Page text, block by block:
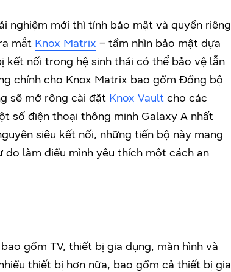
nghiệm mới thì tính bảo mật và quyền riêng
mắt Knox Matrix – tầm nhìn bảo mật dựa
nối trong hệ sinh thái có thể bảo vệ lẫn
chính cho Knox Matrix bao gồm Đồng bộ
sẽ mở rộng cài đặt Knox Vault cho các
số điện thoại thông minh Galaxy A nhất
siêu kết nối, những tiến bộ này mang
làm điều mình yêu thích một cách an
gồm TV, thiết bị gia dụng, màn hình và
thiết bị hơn nữa, bao gồm cả thiết bị gia